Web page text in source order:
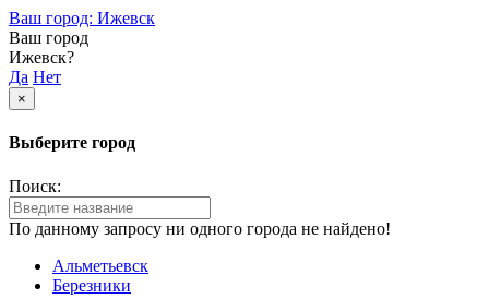
Ваш город: Ижевск
Ваш город
Ижевск?
Да Нет
×
Выберите город
Поиск:
По данному запросу ни одного города не найдено!
Альметьевск
Березники